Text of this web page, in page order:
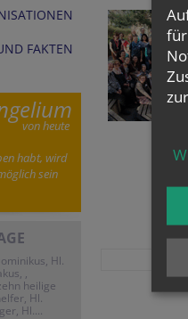
FAKTEN
von heute
habt, wird
sein
Hl.
,
heilige
Hl.
Hl....